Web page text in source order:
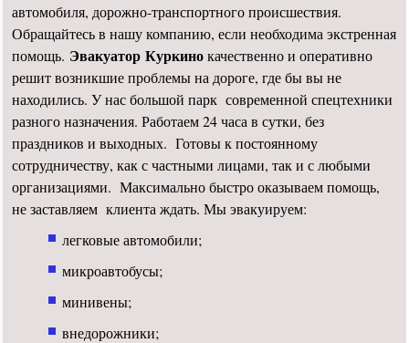
автомобиля, дорожно-транспортного происшествия.
Обращайтесь в нашу компанию, если необходима экстренная
помощь. Эвакуатор Куркинокачественно и оперативно
решит возникшие проблемы на дороге, где бы вы не
находились. У нас большой парк современной спецтехники
разного назначения. Работаем 24 часа в сутки, без
праздников и выходных. Готовы к постоянному
сотрудничеству, как с частными лицами, так и с любыми
организациями. Максимально быстро оказываем помощь,
не заставляем клиента ждать. Мы эвакуируем:
легковые автомобили;
микроавтобусы;
минивены;
внедорожники;